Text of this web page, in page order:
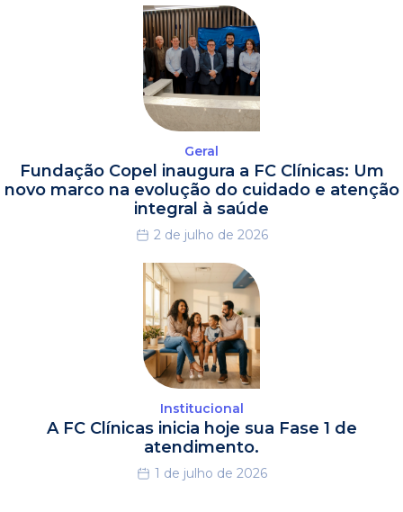
Geral
Fundação Copel inaugura a FC Clínicas: Um
novo marco na evolução do cuidado e atenção
integral à saúde
2 de julho de 2026
Institucional
A FC Clínicas inicia hoje sua Fase 1 de
atendimento.
1 de julho de 2026